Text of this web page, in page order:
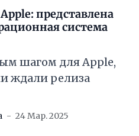
представлена
система
шагом для Apple,
ждали релиза
24 Мар. 2025